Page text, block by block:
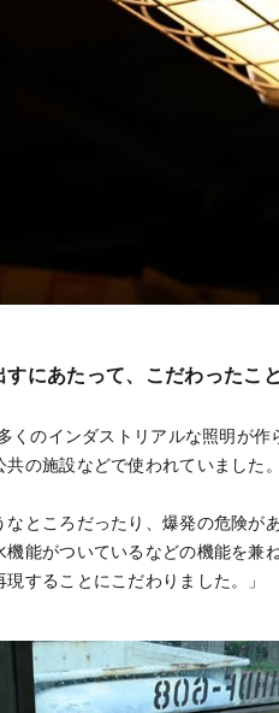
にあたって、こだわったこ
くのインダストリアルな照明が
の施設などで使われていました。
ところだったり、爆発の危険が
能がついているなどの機能を兼
することにこだわりました。」